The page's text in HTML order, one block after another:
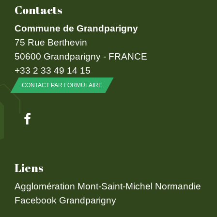
Contacts
Commune de Grandparigny
75 Rue Berthevin
50600 Grandparigny - FRANCE
+33 2 33 49 14 15
CONTACT PAR FORMULAIRE
Liens
Agglomération Mont-Saint-Michel Normandie
Facebook Grandparigny